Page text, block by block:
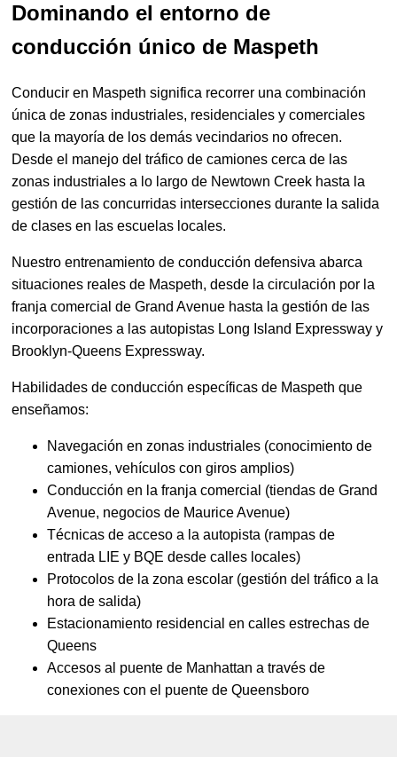
Dominando el entorno de
conducción único de Maspeth
Conducir en Maspeth significa recorrer una combinación
única de zonas industriales, residenciales y comerciales
que la mayoría de los demás vecindarios no ofrecen.
Desde el manejo del tráfico de camiones cerca de las
zonas industriales a lo largo de Newtown Creek hasta la
gestión de las concurridas intersecciones durante la salida
de clases en las escuelas locales.
Nuestro entrenamiento de conducción defensiva abarca
situaciones reales de Maspeth, desde la circulación por la
franja comercial de Grand Avenue hasta la gestión de las
incorporaciones a las autopistas Long Island Expressway y
Brooklyn-Queens Expressway.
Habilidades de conducción específicas de Maspeth que
enseñamos:
Navegación en zonas industriales (conocimiento de
camiones, vehículos con giros amplios)
Conducción en la franja comercial (tiendas de Grand
Avenue, negocios de Maurice Avenue)
Técnicas de acceso a la autopista (rampas de
entrada LIE y BQE desde calles locales)
Protocolos de la zona escolar (gestión del tráfico a la
hora de salida)
Estacionamiento residencial en calles estrechas de
Queens
Accesos al puente de Manhattan a través de
conexiones con el puente de Queensboro